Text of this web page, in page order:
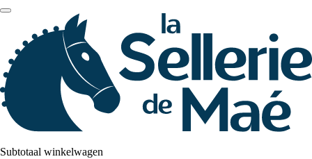
Subtotaal winkelwagen